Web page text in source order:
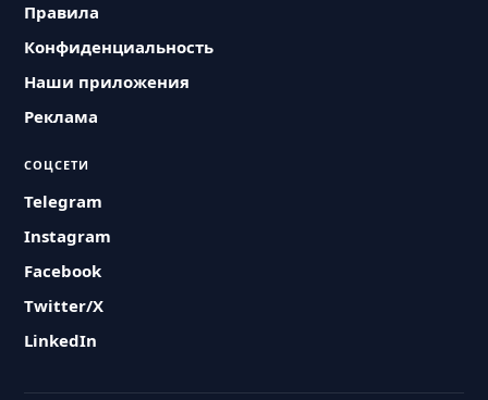
Правила
Конфиденциальность
Наши приложения
Реклама
СОЦСЕТИ
Telegram
Instagram
Facebook
Twitter/X
LinkedIn